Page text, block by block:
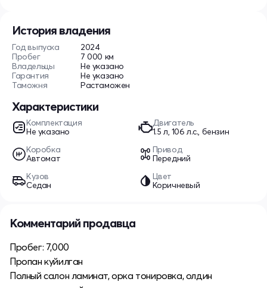
История владения
Год выпуска
2024
Пробег
7 000 км
Владельцы
Не указано
Гарантия
Не указано
Таможня
Растаможен
Характеристики
Комплектация
Не указано
Двигатель
1.5 л, 106 л.с., бензин
Коробка
Автомат
Привод
Передний
Кузов
Седан
Цвет
Коричневый
Комментарий продавца
Пробег: 7,000
Пропан куйилган
Полный салон ламинат, орка тонировка, олдин